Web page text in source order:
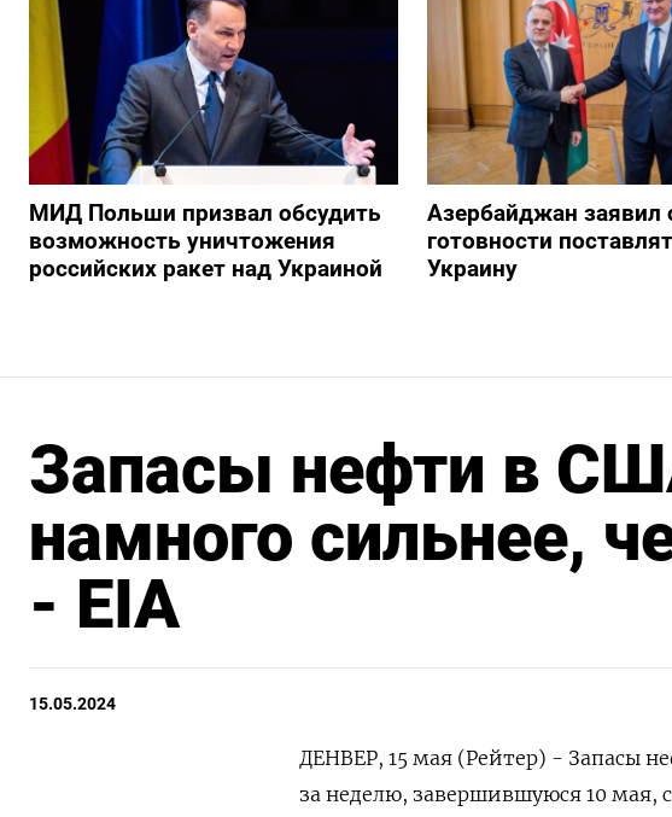
МИД Польши призвал обсудить
возможность уничтожения
российских ракет над Украиной
Азербайджан заявил
готовности
Украину
Запасы нефти в
намного сильнее,
- EIA
15.05.2024
ДЕНВЕР, 15 мая (Рейтер) - Запасы
за неделю, завершившуюся 10 мая,